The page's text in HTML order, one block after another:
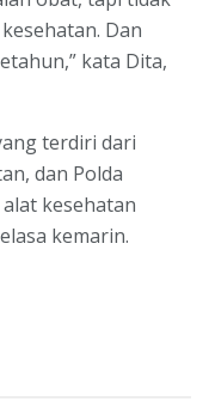
Dan
kata Dita,
terdiri dari
dan Polda
kesehatan
kemarin.